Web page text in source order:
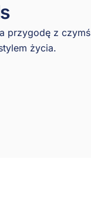
przygodę z czymś
życia.